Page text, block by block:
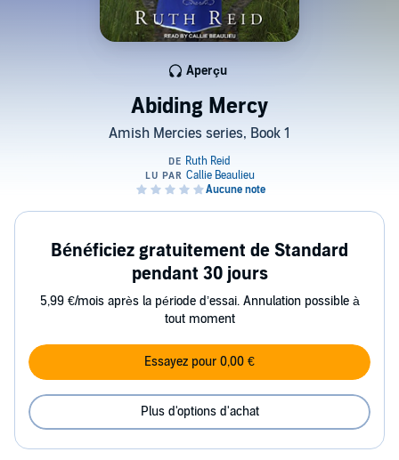
Abiding Mercy
Amish Mercies series, Book 1
Aperçu
Bénéficiez gratuitement de Standard
pendant 30 jours
5,99 €/mois après la période d’essai. Annulation possible à
tout moment
Essayez pour 0,00 €
Plus d'options d'achat